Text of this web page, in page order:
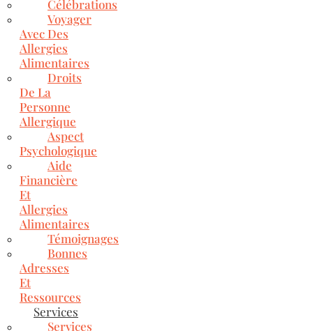
Célébrations
Voyager
Avec Des
Allergies
Alimentaires
Droits
De La
Personne
Allergique
Aspect
Psychologique
Aide
Financière
Et
Allergies
Alimentaires
Témoignages
Bonnes
Adresses
Et
Ressources
Services
Services